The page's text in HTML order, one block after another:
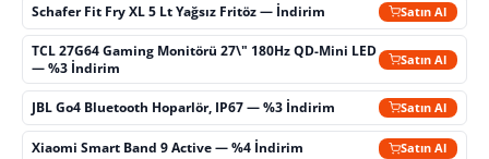
Schafer Fit Fry XL 5 Lt Yağsız Fritöz — İndirim Satın Al
TCL 27G64 Gaming Monitörü 27\" 180Hz QD-Mini LED
— %3 İndirim
Satın Al
JBL Go4 Bluetooth Hoparlör, IP67 — %3 İndirim Satın Al
Xiaomi Smart Band 9 Active — %4 İndirim Satın Al